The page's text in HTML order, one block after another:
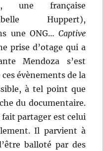
une française
Huppert),
une ONG… Captive
prise d’otage qui a
Mendoza s’est
évènements de la
à tel point que
du documentaire.
fait partager est celui
Il parvient à
balloté par des